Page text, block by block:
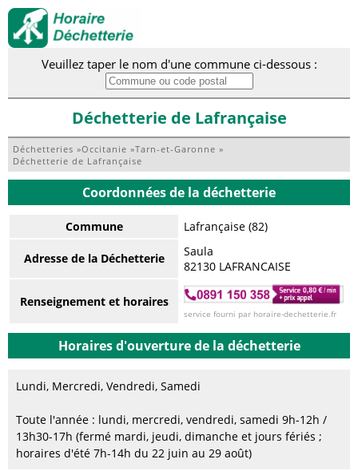
Veuillez taper le nom d'une commune ci-dessous :
Déchetterie de Lafrançaise
Déchetteries »Occitanie »Tarn-et-Garonne »
Déchetterie de Lafrançaise
Coordonnées de la déchetterie
Commune Lafrançaise (82)
Adresse de la Déchetterie
Saula
82130 LAFRANCAISE
Renseignement et horaires
service fourni par horaire-dechetterie.fr
Horaires d'ouverture de la déchetterie
Lundi, Mercredi, Vendredi, Samedi
Toute l'année : lundi, mercredi, vendredi, samedi 9h-12h /
13h30-17h (fermé mardi, jeudi, dimanche et jours fériés ;
horaires d'été 7h-14h du 22 juin au 29 août)